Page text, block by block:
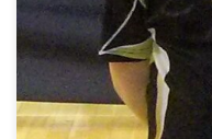
niveau Régional et les Petits
sélectionnée pour les
compétition en faisant
3ème place. Elle est du